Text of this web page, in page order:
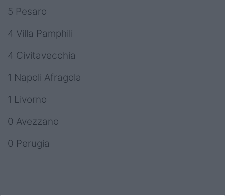
5 Pesaro
4 Villa Pamphili
4 Civitavecchia
1 Napoli Afragola
1 Livorno
0 Avezzano
0 Perugia